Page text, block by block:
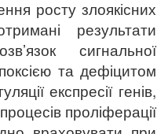
росту злоякісних
результати
сигнальної
та дефіцитом
експресії генів,
проліферації